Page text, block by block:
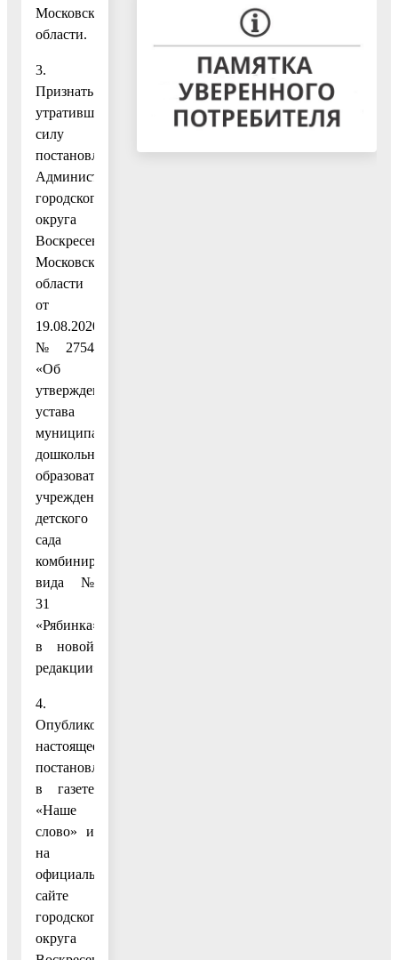
Московской
области.
3.
Признать
утратившим
силу
постановление
Администрации
городского
округа
Воскресенск
Московской
области
от
19.08.2020
№ 2754
«Об
утверждении
устава
муниципального
дошкольного
образовательного
учреждения
детского
сада
комбинированного
вида №
31
«Рябинка»
в новой
редакции».
4.
Опубликовать
настоящее
постановление
в газете
«Наше
слово» и
на
официальном
сайте
городского
округа